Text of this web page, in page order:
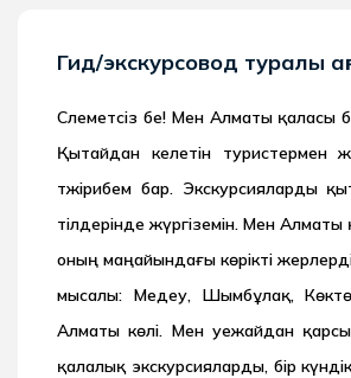
Гид/экскурсовод туралы
Сәлеметсіз бе! Мен Алматы қаласы
Қытайдан келетін туристермен
тәжірибем бар. Экскурсияларды
тілдерінде жүргіземін. Мен Алматы
оның маңайындағы көрікті
мысалы: Медеу, Шымбұлақ,
Алматы көлі. Мен әуежайдан
қалалық экскурсияларды, бір